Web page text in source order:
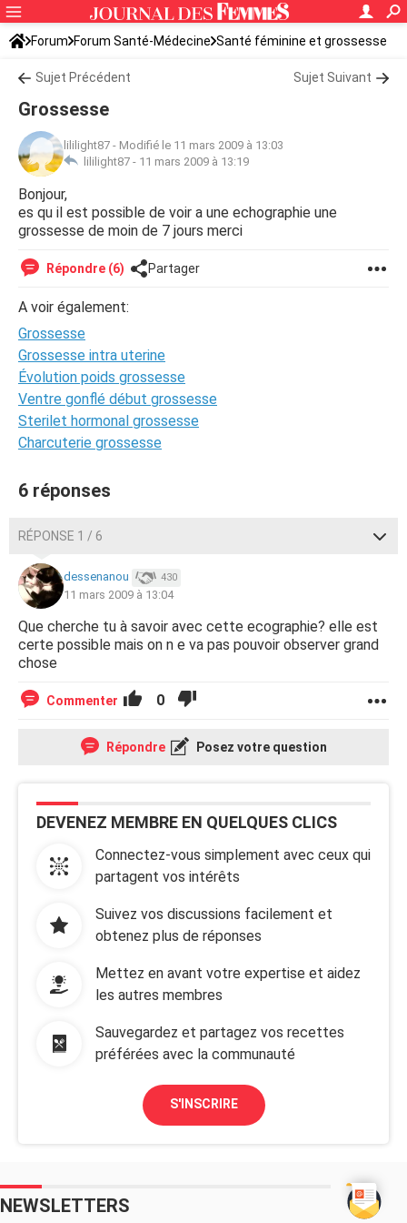
Forum Forum Santé-Médecine Santé féminine et grossesse
Sujet Précédent Sujet Suivant
Grossesse
lililight87 - Modifié le 11 mars 2009 à 13:03
lililight87 - 11 mars 2009 à 13:19
Bonjour,
es qu il est possible de voir a une echographie une
grossesse de moin de 7 jours merci
Répondre (6) Partager
A voir également:
Grossesse
Grossesse intra uterine
Évolution poids grossesse
Ventre gonflé début grossesse
Sterilet hormonal grossesse
Charcuterie grossesse
6 réponses
RÉPONSE 1 / 6
dessenanou 430
11 mars 2009 à 13:04
Que cherche tu à savoir avec cette ecographie? elle est
certe possible mais on n e va pas pouvoir observer grand
chose
Commenter 0
Répondre Posez votre question
DEVENEZ MEMBRE EN QUELQUES CLICS
Connectez-vous simplement avec ceux qui
partagent vos intérêts
Suivez vos discussions facilement et
obtenez plus de réponses
Mettez en avant votre expertise et aidez
les autres membres
Sauvegardez et partagez vos recettes
préférées avec la communauté
S'INSCRIRE
NEWSLETTERS